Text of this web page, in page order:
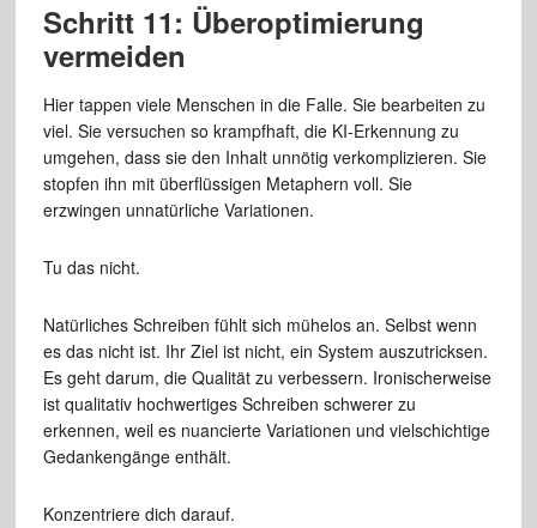
Schritt 11: Überoptimierung
vermeiden
Hier tappen viele Menschen in die Falle. Sie bearbeiten zu
viel. Sie versuchen so krampfhaft, die KI-Erkennung zu
umgehen, dass sie den Inhalt unnötig verkomplizieren. Sie
stopfen ihn mit überflüssigen Metaphern voll. Sie
erzwingen unnatürliche Variationen.
Tu das nicht.
Natürliches Schreiben fühlt sich mühelos an. Selbst wenn
es das nicht ist. Ihr Ziel ist nicht, ein System auszutricksen.
Es geht darum, die Qualität zu verbessern. Ironischerweise
ist qualitativ hochwertiges Schreiben schwerer zu
erkennen, weil es nuancierte Variationen und vielschichtige
Gedankengänge enthält.
Konzentriere dich darauf.